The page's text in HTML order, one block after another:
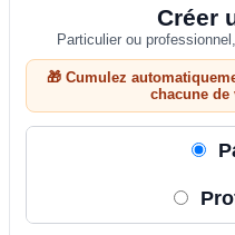
Créer
Particulier ou
🎁 Cumulez
chacune de